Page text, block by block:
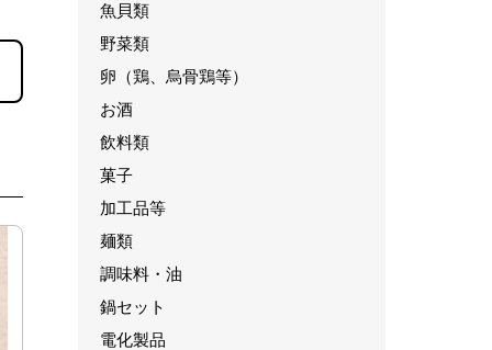
魚貝類
野菜類
卵（鶏、烏骨鶏等）
お酒
飲料類
菓子
加工品等
麺類
調味料・油
鍋セット
電化製品